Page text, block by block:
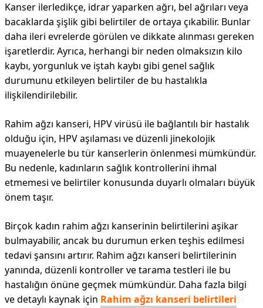
Kanser ilerledikçe, idrar yaparken ağrı, bel ağrıları veya
bacaklarda şişlik gibi belirtiler de ortaya çıkabilir. Bunlar
daha ileri evrelerde görülen ve dikkate alınması gereken
işaretlerdir. Ayrıca, herhangi bir neden olmaksızın kilo
kaybı, yorgunluk ve iştah kaybı gibi genel sağlık
durumunu etkileyen belirtiler de bu hastalıkla
ilişkilendirilebilir.
Rahim ağzı kanseri, HPV virüsü ile bağlantılı bir hastalık
olduğu için, HPV aşılaması ve düzenli jinekolojik
muayenelerle bu tür kanserlerin önlenmesi mümkündür.
Bu nedenle, kadınların sağlık kontrollerini ihmal
etmemesi ve belirtiler konusunda duyarlı olmaları büyük
önem taşır.
Birçok kadın rahim ağzı kanserinin belirtilerini aşikar
bulmayabilir, ancak bu durumun erken teşhis edilmesi
tedavi şansını artırır. Rahim ağzı kanseri belirtilerinin
yanında, düzenli kontroller ve tarama testleri ile bu
hastalığın önüne geçmek mümkündür. Daha fazla bilgi
ve detaylı kaynak için Rahim ağzı kanseri belirtileri